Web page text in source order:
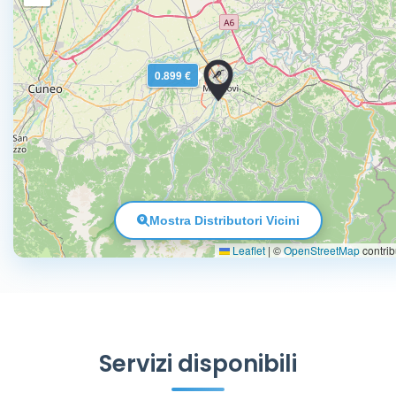
0.899 €
Leaflet |©OpenStreetMap
Mostra Distributori Vicini
Servizi disponibili